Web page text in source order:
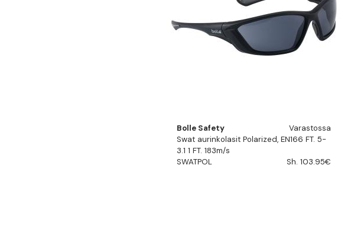
Bolle Safety
Varastossa
Swat aurinkolasit Polarized, EN166 FT. 5-
3.1 1 FT. 183m/s
SWATPOL
Sh. 103.95€